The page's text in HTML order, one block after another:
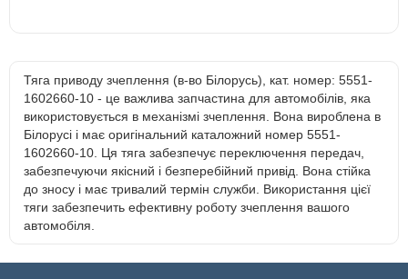
Тяга приводу зчеплення (в-во Білорусь), кат. номер: 5551-
1602660-10 - це важлива запчастина для автомобілів, яка
використовується в механізмі зчеплення. Вона вироблена в
Білорусі і має оригінальний каталожний номер 5551-
1602660-10. Ця тяга забезпечує переключення передач,
забезпечуючи якісний і безперебійний привід. Вона стійка
до зносу і має тривалий термін служби. Використання цієї
тяги забезпечить ефективну роботу зчеплення вашого
автомобіля.